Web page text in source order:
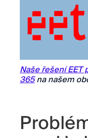
Naše řešení EET
365na našem